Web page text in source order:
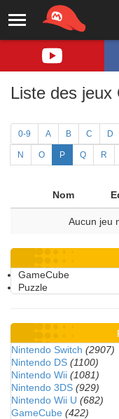
Liste des jeux
0-9 A B C D
N O P Q R
Nom
Aucun jeu
GameCube
Puzzle
Nintendo Switch (2907)
Nintendo DS (1100)
Nintendo Wii (1081)
Nintendo 3DS (929)
Nintendo Wii U (682)
GameCube (422)